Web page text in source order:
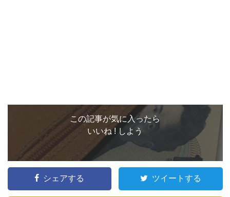
この記事が気に入ったら
いいね ! しよう
シェアする ツイートする